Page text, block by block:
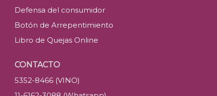
Defensa del consumidor
Botón de Arrepentimiento
Libro de Quejas Online
CONTACTO
5352-8466 (VINO)